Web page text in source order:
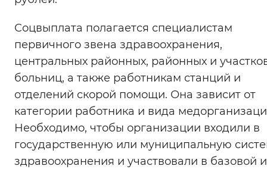
Воспроизвести Остановить
Вернуть стандартные настройки
Соцвыплата полагается специалистам
первичного звена здравоохранения,
центральных районных, районных и
больниц, а также работникам станций и
отделений скорой помощи. Она зависит от
категории работника и вида
Необходимо, чтобы организации входили в
государственную или муниципальную
здравоохранения и участвовали в базовой